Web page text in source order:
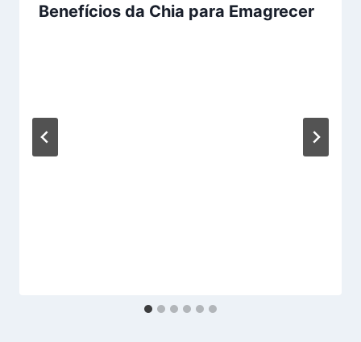
Benefícios da Chia para Emagrecer